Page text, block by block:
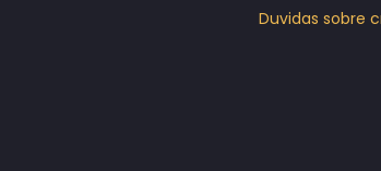
Duvidas sobre